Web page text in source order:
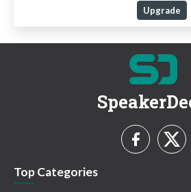
Upgrade
Top Categories